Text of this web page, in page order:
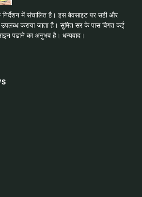
में संचालित है। इस बेवसाइट पर सही और
कराया जाता है। सुमित सर के पास विगत कई
पढाने का अनुभव है। धन्यवाद।